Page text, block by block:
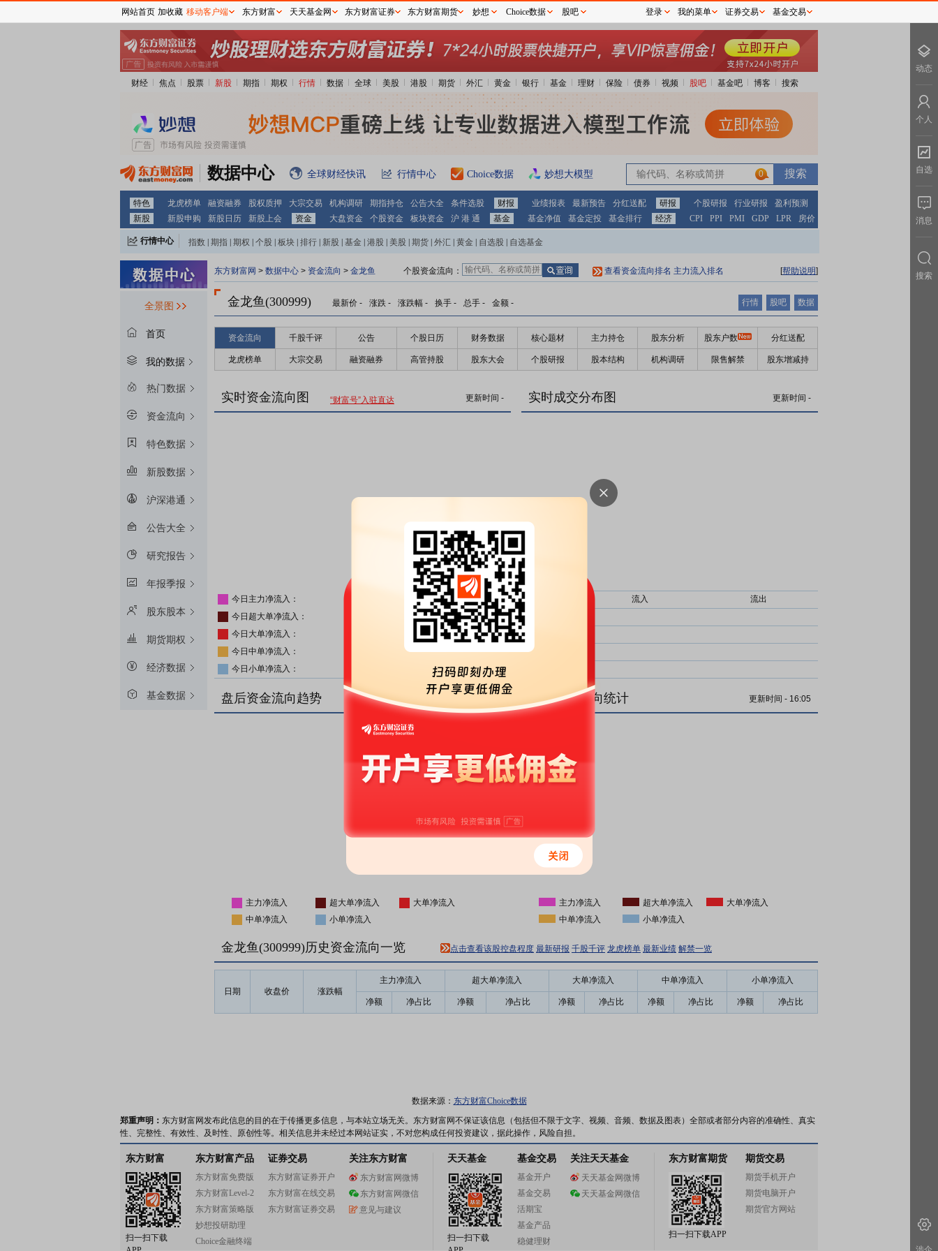
财经 焦点 股票 新股 期指 期权 行情 数据 全球 美股 港股 期货 外汇 黄金 银行 基金 理财 保险 债券 视频 股吧 基金吧 博客 搜索
数据中心 全球财经快讯 行情中心 Choice数据 妙想大模型 0
特色 龙虎榜单 融资融券 股权质押 大宗交易 机构调研 期指持仓 公告大全 条件选股 财报 业绩报表 最新预告 分红送配 研报 个股研报 行业研报
盈利预测
新股
新股申购 新股日历 新股上会 资金 大盘资金 个股资金 板块资金 沪 港 通 基金 基金净值 基金定投 基金排行 经济 CPI PPI PMI GDP LPR 房价
行情中心 指数 期指 期权 个股 板块 排行 新股 基金 港股 美股 期货 外汇 黄金 自选股 自选基金
全景图
首页
我的数据
热门数据
资金流向
特色数据
新股数据
沪深港通
公告大全
研究报告
年报季报
股东股本
期货期权
经济数据
基金数据
东方财富网 > 数据中心 > 资金流向 > 金龙鱼 个股资金流向： 查看资金流向排名 主力流入排名 [帮助说明]
金龙鱼(300999) 最新价 - 涨跌 - 涨跌幅 - 换手 - 总手 - 金额 - 行情 股吧 数据
资金流向 千股千评 公告 个股日历 财务数据 核心题材 主力持仓 股东分析 股东户数 分红送配
龙虎榜单 大宗交易 融资融券 高管持股 股东大会 个股研报 股本结构 机构调研 限售解禁 股东增减持
实时资金流向图 “财富号”入驻直达 更新时间 -
今日主力净流入：
主力净比：
今日超大单净流入：
超大单净比：
今日大单净流入：
大单净比：
今日中单净流入：
中单净比：
今日小单净流入：
实时成交分布图 更新时间 -
流入
流出
盘后资金流向趋势
主力净流入 超大单净流入
大单净流入
中单净流入
小单净流入
盘后资金流向统计 更新时间 - 16:05
主力净流入 超大单净流入
大单净流入
中单净流入
小单净流入
金龙鱼(300999)历史资金流向一览 点击查看该股控盘程度 最新研报 千股千评 龙虎榜单 最新业绩 解禁一览
日期 收盘价 涨跌幅
主力净流入 超大单净流入 大单净流入 中单净流入 小单净流入
净额 净占比 净额 净占比 净额 净占比 净额 净占比 净额 净占比
数据来源： 东方财富Choice数据
郑重声明： 东方财富网发布此信息的目的在于传播更多信息，与本站立场无关。东方财富网不保证该信息（包括但不限于文字、视频、音频、数据及图表）全部或者部分内容的准确性、真实
性、完整性、有效性、及时性、原创性等。相关信息并未经过本网站证实，不对您构成任何投资建议，据此操作，风险自担。
东方财富
扫一扫下载
东方财富产品
东方财富免费版
东方财富Level-2
东方财富策略版
妙想投研助理
Choice金融终端
证券交易
东方财富证券开户
东方财富在线交易
东方财富证券交易
关注东方财富
东方财富网微博
东方财富网微信
意见与建议
天天基金
扫一扫下载
基金交易
基金开户
基金交易
活期宝
基金产品
稳健理财
关注天天基金
天天基金网微博
天天基金网微信
东方财富期货
扫一扫下载APP
期货交易
期货手机开户
期货电脑开户
期货官方网站
网站首页 加收藏 移动客户端 东方财富 天天基金网 东方财富证券 东方财富期货 妙想 Choice数据 股吧 登录 我的菜单 证券交易 基金交易
动态
个人
自选
消息
搜索